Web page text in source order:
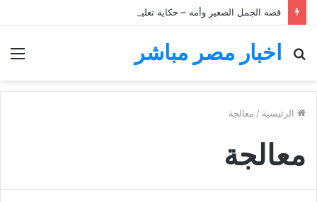
قصة الجمل الصغير وأمه – حكاية تعليمية للأطفال
اخبار مصر مباشر
بحث
الرئيسية / معالجة
معالجة